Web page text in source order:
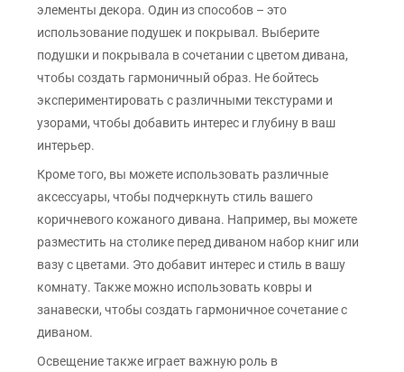
элементы декора. Один из способов – это
использование подушек и покрывал. Выберите
подушки и покрывала в сочетании с цветом дивана,
чтобы создать гармоничный образ. Не бойтесь
экспериментировать с различными текстурами и
узорами, чтобы добавить интерес и глубину в ваш
интерьер.
Кроме того, вы можете использовать различные
аксессуары, чтобы подчеркнуть стиль вашего
коричневого кожаного дивана. Например, вы можете
разместить на столике перед диваном набор книг или
вазу с цветами. Это добавит интерес и стиль в вашу
комнату. Также можно использовать ковры и
занавески, чтобы создать гармоничное сочетание с
диваном.
Освещение также играет важную роль в